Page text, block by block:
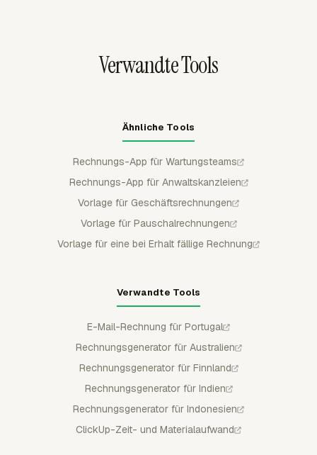
Rückrufe und im Vertrag enthaltene Aufgaben sichtbar
Verwandte Tools
Ähnliche Tools
Rechnungs-App für Wartungsteams
Rechnungs-App für Anwaltskanzleien
Vorlage für Geschäftsrechnungen
Vorlage für Pauschalrechnungen
Vorlage für eine bei Erhalt fällige Rechnung
Verwandte Tools
E-Mail-Rechnung für Portugal
Rechnungsgenerator für Australien
Rechnungsgenerator für Finnland
Rechnungsgenerator für Indien
Rechnungsgenerator für Indonesien
ClickUp-Zeit- und Materialaufwand